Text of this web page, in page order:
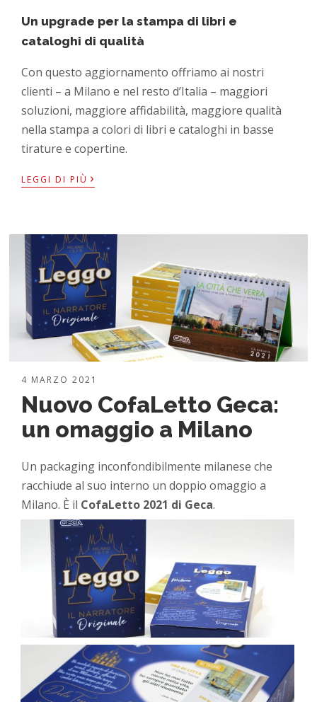
Un upgrade per la stampa di libri e
cataloghi di qualità
Con questo aggiornamento offriamo ai nostri
clienti – a Milano e nel resto d’Italia – maggiori
soluzioni, maggiore affidabilità, maggiore qualità
nella stampa a colori di libri e cataloghi in basse
tirature e copertine.
LEGGI DI PIÙ ›
4 MARZO 2021
Nuovo CofaLetto Geca:
un omaggio a Milano
Un packaging inconfondibilmente milanese che
racchiude al suo interno un doppio omaggio a
Milano. È il CofaLetto 2021 di Geca.